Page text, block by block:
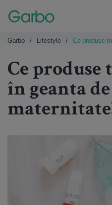
Garbo Lifestyle Ce produse
Ce produse
în geanta de